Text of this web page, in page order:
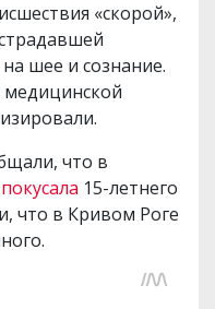
«скорой»,
шее и сознание.
медицинской
что в
покусала 15-летнего
что в Кривом Роге